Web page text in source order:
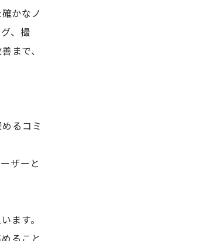
かなノ
、撮
まで、
るコミ
ザーと
ます。
ること